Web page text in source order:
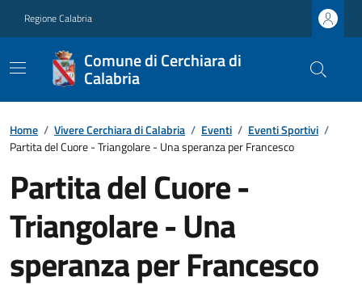
Regione Calabria
Comune di Cerchiara di
Calabria
Home / Vivere Cerchiara di Calabria / Eventi / Eventi Sportivi /
Partita del Cuore - Triangolare - Una speranza per Francesco
Partita del Cuore -
Triangolare - Una
speranza per Francesco